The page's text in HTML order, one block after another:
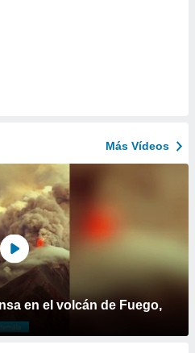
Más Vídeos
en el volcán de Fuego,